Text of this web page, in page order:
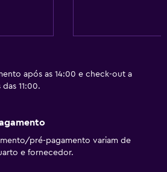
após as 14:00 e check-out a
11:00.
pré-pagamento variam de
e fornecedor.